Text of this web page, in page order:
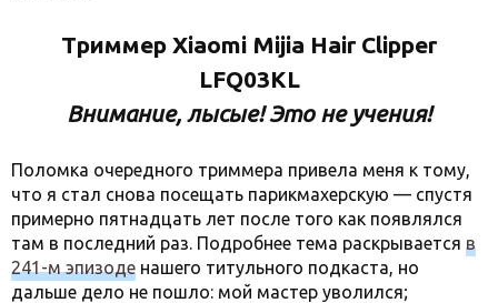
Триммер Xiaomi Mijia Hair Clipper
LFQ03KL
Внимание, лысые! Это не учения!
Поломка очередного триммера привела меня к тому,
что я стал снова посещать парикмахерскую — спустя
примерно пятнадцать лет после того как появлялся
там в последний раз. Подробнее тема раскрывается в
241-м эпизоде нашего титульного подкаста, но
дальше дело не пошло: мой мастер уволился;